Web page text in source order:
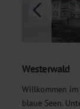
Westerwald
Willkommen im
blaue Seen.